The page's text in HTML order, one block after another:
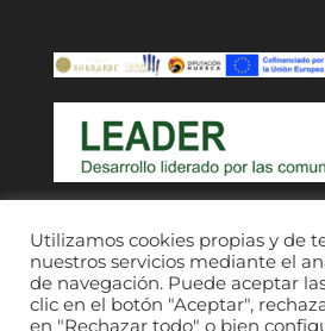
Utilizamos cookies propias y de
nuestros servicios mediante el
de navegación. Puede aceptar
clic en el botón "Aceptar",
en "Rechazar todo" o bien